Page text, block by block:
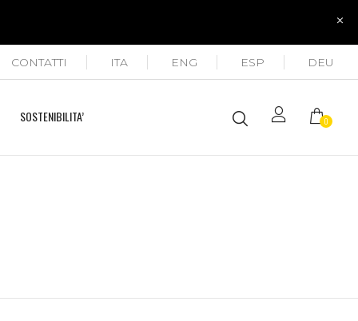
CONTATTI ITA ENG ESP DEU
SOSTENIBILITA’ 0